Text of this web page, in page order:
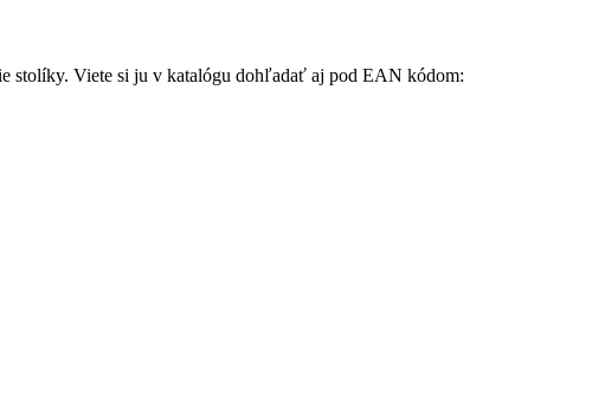
stolíky. Viete si ju v katalógu dohľadať aj pod EAN kódom: